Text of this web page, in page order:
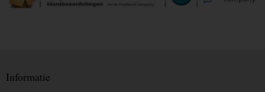
Informatie